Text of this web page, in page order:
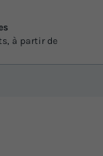
à partir de